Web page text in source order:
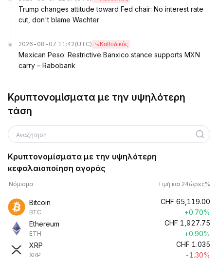
Trump changes attitude toward Fed chair: No interest rate
cut, don't blame Wachter
2026-08-07 11:42 (UTC) Καθοδικός
Mexican Peso: Restrictive Banxico stance supports MXN
carry – Rabobank
Κρυπτονομίσματα με την υψηλότερη
τάση
Αναζήτηση
Κρυπτονομίσματα με την υψηλότερη
κεφαλαιοποίηση αγοράς
Νόμισμα Τιμή και 24ώρες%
Bitcoin
BTC
CHF 65,119.00
+0.70%
Ethereum
ETH
CHF 1,927.75
+0.90%
XRP
XRP
CHF 1.035
-1.30%